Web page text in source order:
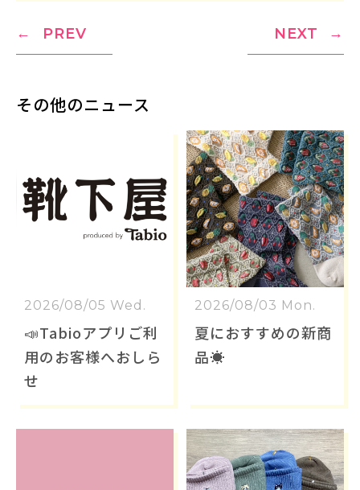
PREV NEXT
その他のニュース
2026/08/05 Wed.
📣Tabioアプリご利
用のお客様へおしら
せ
2026/08/03 Mon.
夏におすすめの新商
品☀️